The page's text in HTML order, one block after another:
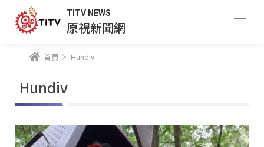
TITV NEWS
原視新聞網
首頁 Hundiv
Hundiv